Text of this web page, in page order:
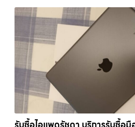
ดา บางรัก แจ้งวัฒนะ บางแค วัชรพล รามอินทร
— บริการรับซื้อมือถือ iPhone Samsung iPad
ลาดพร้าว รัชดา บางรัก แจ้งวัฒนะ บางแค วัชร
เงินทันที รับซื้อสินค้าไอทีลาดพร้าว บริการรับซื้อ
iPad แท็บเล็ตใน พื้นที่ ลาดพร้าว รัชดา บางรัก แ
รามอินทรา… รับซื้อสินค้าไอทีลาดพร้าว บริการ
ดา, บางรัก, แจ้งวัฒนะ, บางแค, วัชรพล, รามอิน
ประสบการณ์เหนือระดับกับการ รับซื้อไอโฟน,
ยินดีต้อนรับสู่ “รับซื้อขายมือถือ.com” เว็บไซต์ที่
บริการ รับซื้อ มือถือ iPhone, Samsung, iPad,
สูง พร้อมจ่ายเงินทันที ครอบคลุมพื้นที่ ลาดพร้าว
แจ้งวัฒนะ, บางแค, วัชรพล, รามอินทรา และเขตก